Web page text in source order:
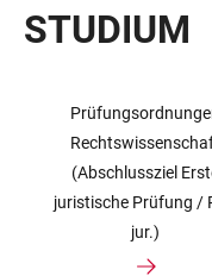
STUDIUM
(Abschlussziel
juristische Prüfung /
jur.)